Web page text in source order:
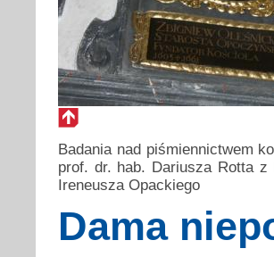
Badania nad piśmiennictwem
prof. dr. hab. Dariusza Rotta
Ireneusza Opackiego
Dama